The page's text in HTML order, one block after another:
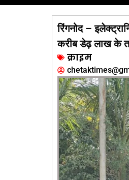
रिंगनोद –
करीब डेढ़ लाख के
क्राइम